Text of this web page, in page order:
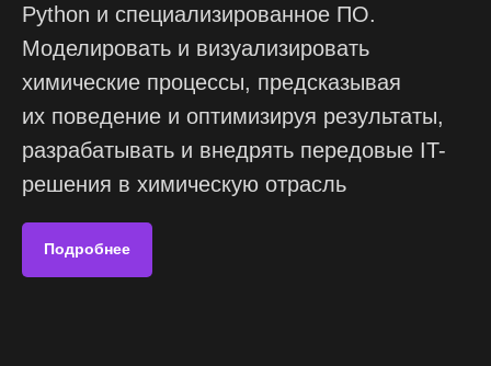
Python и специализированное ПО.
Моделировать и визуализировать
химические процессы, предсказывая
их поведение и оптимизируя результаты,
разрабатывать и внедрять передовые IT-
решения в химическую отрасль
Подробнее